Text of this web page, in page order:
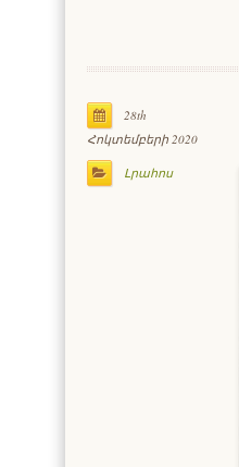
28th
Հոկտեմբերի 2020
Լրահոս